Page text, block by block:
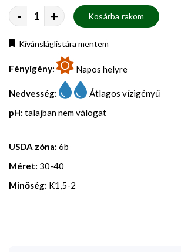
- + Kosárba rakom
Kívánsláglistára mentem
Fényigény: Napos helyre
Nedvesség:
Átlagos vízigényű
pH: talajban nem válogat
USDA zóna: 6b
Méret: 30-40
Minőség: K1,5-2